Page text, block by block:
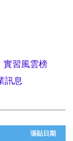
實習風雲榜
訊息
張貼日期